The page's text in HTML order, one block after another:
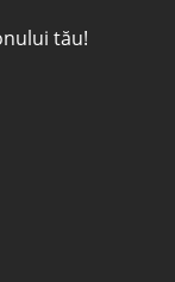
tău!